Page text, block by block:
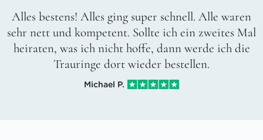
Alles bestens! Alles ging super schnell. Alle waren
sehr nett und kompetent. Sollte ich ein zweites Mal
heiraten, was ich nicht hoffe, dann werde ich die
Trauringe dort wieder bestellen.
Michael P.